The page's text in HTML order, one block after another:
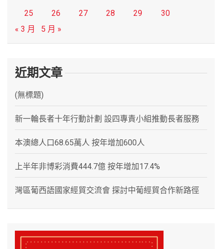
25
26 27 28 29
30
« 3 月
5 月 »
近期文章
(無標題)
新一輪長者十年行動計劃 設四專責小組推動長者服務
本澳總人口68.65萬人 按年增加600人
上半年非博彩消費444.7億 按年增加17.4%
灣區葡西語國家經貿交流會 探討中葡經貿合作新路徑